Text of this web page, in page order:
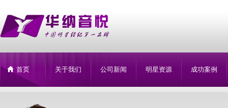
首页 关于我们 公司新闻 明星资源 成功案例